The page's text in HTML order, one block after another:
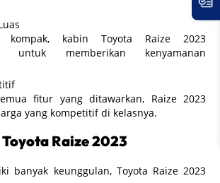
kompak, kabin Toyota Raize 2023
untuk memberikan kenyamanan
fitur yang ditawarkan, Raize 2023
yang kompetitif di kelasnya.
Raize 2023
banyak keunggulan, Toyota Raize 2023